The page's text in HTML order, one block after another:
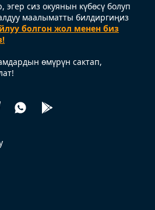
эгер сиз окуянын күбөсү болуп
маалыматты билдиргиңиз
болгон жол менен биз
өмүрүн сактап,
WhatsappПомощь
рядом